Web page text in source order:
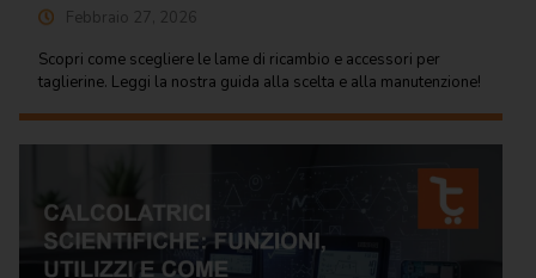
Febbraio 27, 2026
Scopri come scegliere le lame di ricambio e accessori per
taglierine. Leggi la nostra guida alla scelta e alla manutenzione!